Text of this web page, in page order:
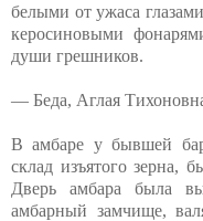
белыми от ужаса
керосиновыми
души грешников.
— Беда, Аглая
В амбаре у бывшей
склад изъятого зерна,
Дверь амбара была
амбарный замчище,